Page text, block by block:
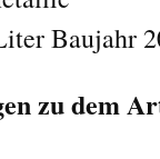
Baujahr
zu dem